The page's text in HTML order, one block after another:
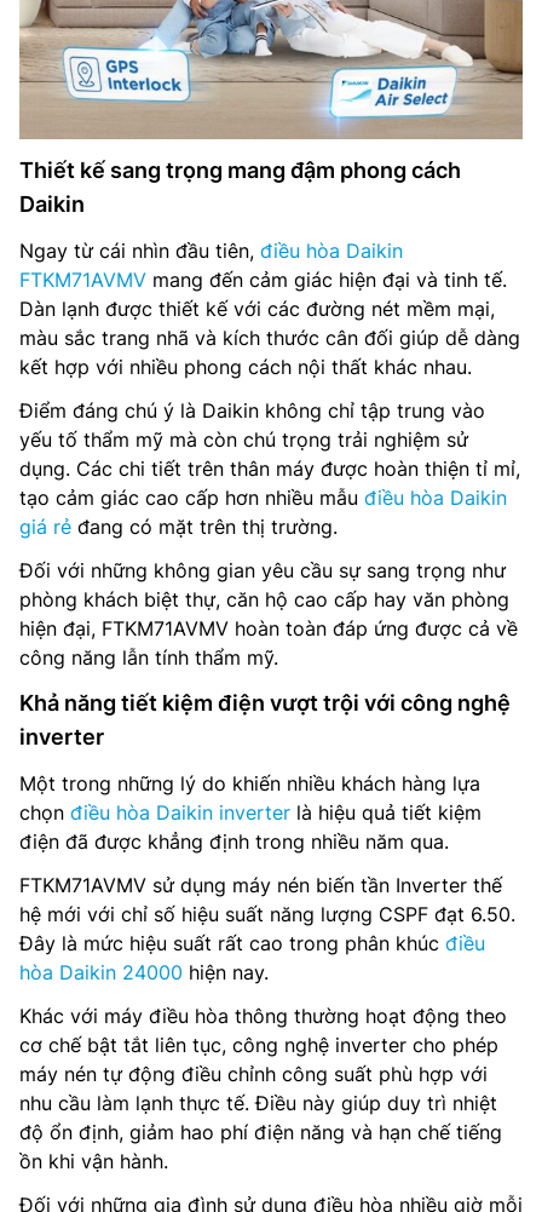
Thiết kế sang trọng mang đậm phong cách
Daikin
Ngay từ cái nhìn đầu tiên, điều hòa Daikin
FTKM71AVMV mang đến cảm giác hiện đại và tinh tế.
Dàn lạnh được thiết kế với các đường nét mềm mại,
màu sắc trang nhã và kích thước cân đối giúp dễ dàng
kết hợp với nhiều phong cách nội thất khác nhau.
Điểm đáng chú ý là Daikin không chỉ tập trung vào
yếu tố thẩm mỹ mà còn chú trọng trải nghiệm sử
dụng. Các chi tiết trên thân máy được hoàn thiện tỉ mỉ,
tạo cảm giác cao cấp hơn nhiều mẫu điều hòa Daikin
giá rẻ đang có mặt trên thị trường.
Đối với những không gian yêu cầu sự sang trọng như
phòng khách biệt thự, căn hộ cao cấp hay văn phòng
hiện đại, FTKM71AVMV hoàn toàn đáp ứng được cả về
công năng lẫn tính thẩm mỹ.
Khả năng tiết kiệm điện vượt trội với công nghệ
inverter
Một trong những lý do khiến nhiều khách hàng lựa
chọn điều hòa Daikin inverter là hiệu quả tiết kiệm
điện đã được khẳng định trong nhiều năm qua.
FTKM71AVMV sử dụng máy nén biến tần Inverter thế
hệ mới với chỉ số hiệu suất năng lượng CSPF đạt 6.50.
Đây là mức hiệu suất rất cao trong phân khúc điều
hòa Daikin 24000 hiện nay.
Khác với máy điều hòa thông thường hoạt động theo
cơ chế bật tắt liên tục, công nghệ inverter cho phép
máy nén tự động điều chỉnh công suất phù hợp với
nhu cầu làm lạnh thực tế. Điều này giúp duy trì nhiệt
độ ổn định, giảm hao phí điện năng và hạn chế tiếng
ồn khi vận hành.
Đối với những gia đình sử dụng điều hòa nhiều giờ mỗi